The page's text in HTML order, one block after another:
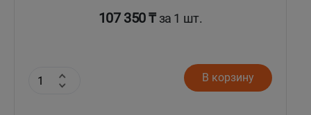
107 350 ₸ за 1 шт.
В корзину
Темиртау